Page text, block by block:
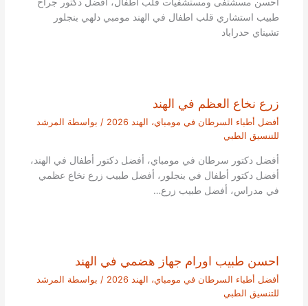
احسن مسشتفى ومستشفيات قلب اطفال، افضل دكتور جراح
طبيب استشاري قلب اطفال في الهند مومبي دلهي بنجلور
تشيناي حدراباد
زرع نخاع العظم في الهند
أفضل أطباء السرطان في مومباي، الهند 2026 / بواسطة المرشد
للتنسيق الطبي
أفضل دكتور سرطان في مومباي، أفضل دكتور أطفال في الهند،
أفضل دكتور أطفال في بنجلور، أفضل طبيب زرع نخاع عظمي
في مدراس، أفضل طبيب زرع…
احسن طبيب اورام جهاز هضمي في الهند
أفضل أطباء السرطان في مومباي، الهند 2026 / بواسطة المرشد
للتنسيق الطبي